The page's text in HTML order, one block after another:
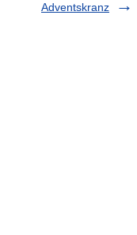
Adventskranz